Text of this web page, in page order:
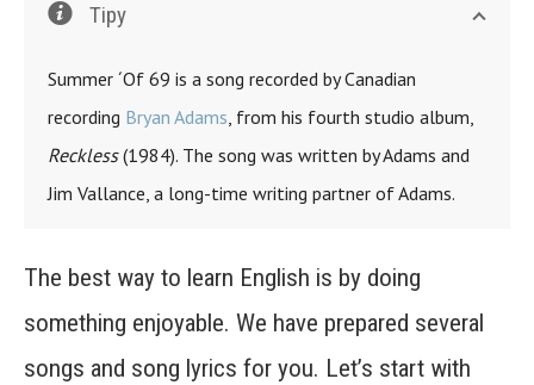
Tipy
Summer ´Of 69 is a song recorded by Canadian
recording Bryan Adams, from his fourth studio album,
Reckless(1984). The song was written by Adams and
Jim Vallance, a long-time writing partner of Adams.
The best way to learn English is by doing
something enjoyable. We have prepared several
songs and song lyrics for you. Let’s start with